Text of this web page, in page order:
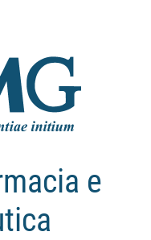
e